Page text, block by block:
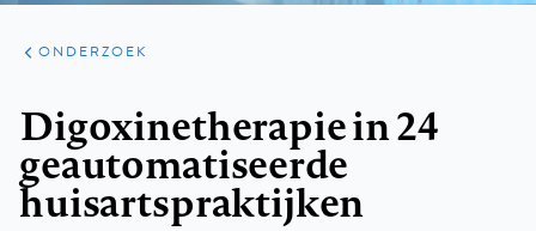
ARTIKELEN
ONDERZOEK
ONDERZOEK
Digoxinetherapie in 24
geautomatiseerde
huisartspraktijken